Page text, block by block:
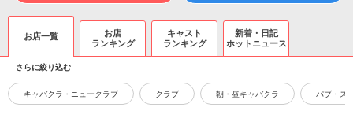
お店一覧
お店
ランキング
キャスト
ランキング
新着・日記
ホットニュース
さらに絞り込む
キャバクラ・ニュークラブ クラブ 朝・昼キャバクラ パブ・ス